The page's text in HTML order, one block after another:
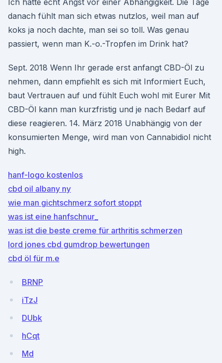
Ich hatte echt Angst vor einer Abhängigkeit. Die Tage
danach fühlt man sich etwas nutzlos, weil man auf
koks ja noch dachte, man sei so toll. Was genau
passiert, wenn man K.-o.-Tropfen im Drink hat?
Sept. 2018 Wenn Ihr gerade erst anfangt CBD-Öl zu
nehmen, dann empfiehlt es sich mit Informiert Euch,
baut Vertrauen auf und fühlt Euch wohl mit Eurer Mit
CBD-Öl kann man kurzfristig und je nach Bedarf auf
diese reagieren. 14. März 2018 Unabhängig von der
konsumierten Menge, wird man von Cannabidiol nicht
high.
hanf-logo kostenlos
cbd oil albany ny
wie man gichtschmerz sofort stoppt
was ist eine hanfschnur_
was ist die beste creme für arthritis schmerzen
lord jones cbd gumdrop bewertungen
cbd öl für m.e
BRNP
iTzJ
DUbk
hCqt
Md